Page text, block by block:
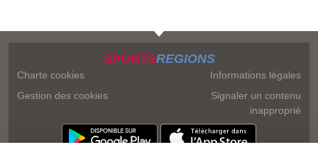
SPORTSREGIONS
Charte cookies
Gestion des cookies
Informations légales
Signaler un contenu
inapproprié